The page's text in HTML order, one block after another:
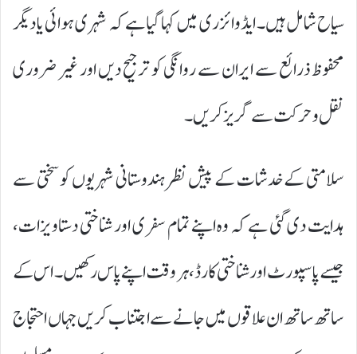
سیاح شامل ہیں۔ ایڈوائزری میں کہا گیا ہے کہ شہری ہوائی یا دیگر
محفوظ ذرائع سے ایران سے روانگی کو ترجیح دیں اور غیر ضروری
نقل و حرکت سے گریز کریں۔
سلامتی کے خدشات کے پیش نظر ہندوستانی شہریوں کو سختی سے
ہدایت دی گئی ہے کہ وہ اپنے تمام سفری اور شناختی دستاویزات،
جیسے پاسپورٹ اور شناختی کارڈ، ہر وقت اپنے پاس رکھیں۔ اس کے
ساتھ ساتھ ان علاقوں میں جانے سے اجتناب کریں جہاں احتجاج